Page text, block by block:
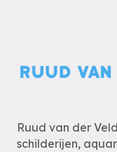
Ruud van der
schilderijen,